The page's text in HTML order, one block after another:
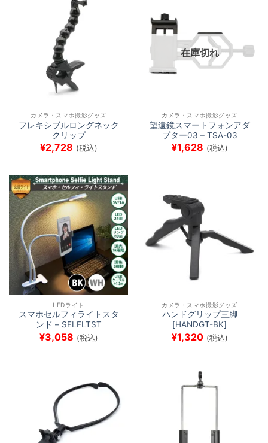
カメラ・スマホ撮影グッズ
フレキシブルロングネック
クリップ
¥2,728 (税込)
在庫切れ
カメラ・スマホ撮影グッズ
望遠鏡スマートフォンアダ
プター03 – TSA-03
¥1,628 (税込)
LEDライト
スマホセルフィライトスタ
ンド – SELFLTST
¥3,058 (税込)
カメラ・スマホ撮影グッズ
ハンドグリップ三脚
[HANDGT-BK]
¥1,320 (税込)